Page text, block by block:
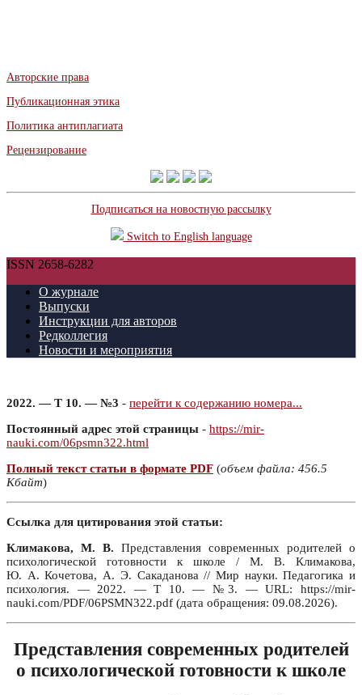
Авторские права
Публикационная этика
Политика антиплагиата
Рецензирование
Подписаться на новостную рассылку
Switch to English language
ISSN 2658-6282
О журнале
Выпуски
Инструкции для авторов
Редколлегия
Новости и мероприятия
2022. — Т 10. — №3 - перейти к содержанию номера...
Постоянный адрес этой страницы - https://mir-
nauki.com/06psmn322.html
Полный текст статьи в формате PDF (объем файла: 456.5
Кбайт)
Ссылка для цитирования этой статьи:
Климакова, М. В. Представления современных родителей о
психологической готовности к школе / М. В. Климакова,
Ю. А. Кочетова, А. Э. Cакаданова // Мир науки. Педагогика и
психология. — 2022. — Т 10. — №3. — URL: https://mir-
nauki.com/PDF/06PSMN322.pdf (дата обращения: 09.08.2026).
Представления современных родителей
о психологической готовности к школе